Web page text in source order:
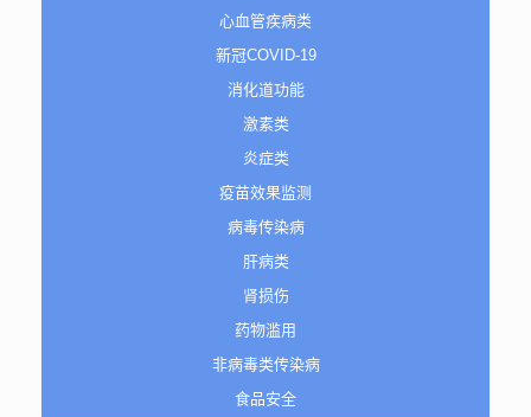
心血管疾病类
新冠COVID-19
消化道功能
激素类
炎症类
疫苗效果监测
病毒传染病
肝病类
肾损伤
药物滥用
非病毒类传染病
食品安全